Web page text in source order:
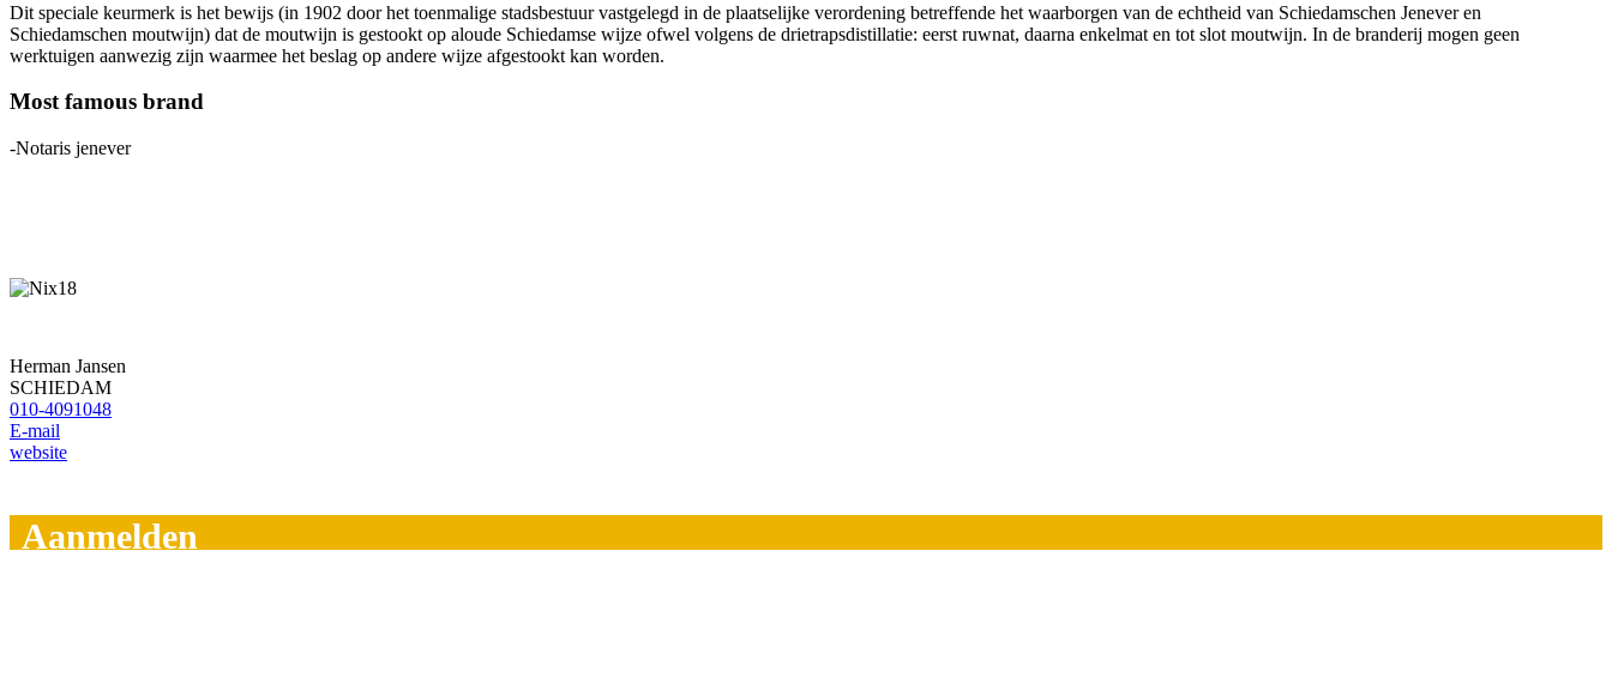
Dit speciale keurmerk is het bewijs (in 1902 door het toenmalige stadsbestuur vastgelegd in de plaatselijke verordening betreffende het waarborgen van de echtheid van Schiedamschen Jenever en
Schiedamschen moutwijn) dat de moutwijn is gestookt op aloude Schiedamse wijze ofwel volgens de drietrapsdistillatie: eerst ruwnat, daarna enkelmat en tot slot moutwijn. In de branderij mogen geen
werktuigen aanwezig zijn waarmee het beslag op andere wijze afgestookt kan worden.
Most famous brand
-Notaris jenever
Herman Jansen
SCHIEDAM
010-4091048
E-mail
website
Aanmelden